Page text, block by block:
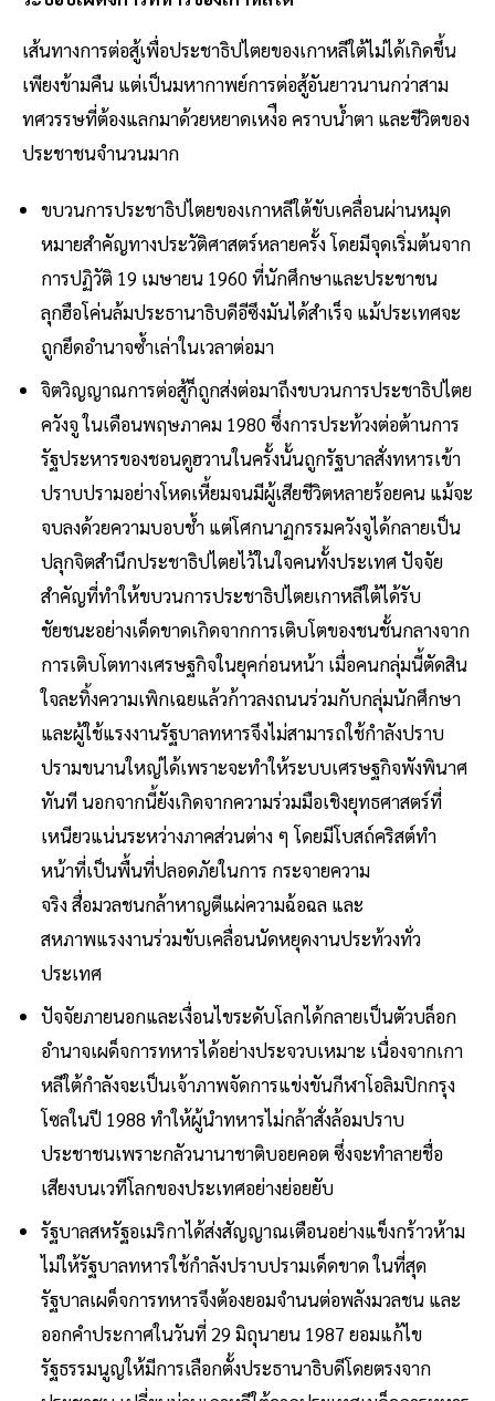
เส้นทางการต่อสู้เพื่อประชาธิปไตยของเกาหลีใต้ไม่ได้เกิดขึ้น
เพียงข้ามคืน แต่เป็นมหากาพย์การต่อสู้อันยาวนานกว่าสาม
ทศวรรษที่ต้องแลกมาด้วยหยาดเหง่ือ คราบนํ้าตา และชีวิตของ
ประชาชนจํานวนมาก
ขบวนการประชาธิปไตยของเกาหลีใต้ขับเคลื่อนผ่านหมุด
หมายสําคัญทางประวัติศาสตร์หลายครั้ง โดยมีจุดเริ่มต้นจาก
การปฏิวัติ 19 เมษายน 1960 ที่นักศึกษาและประชาชน
ลุกฮือโค่นล้มประธานาธิบดีอีซึงมันได้สําเร็จ แม้ประเทศจะ
ถูกยึดอํานาจซํ้าเล่าในเวลาต่อมา
จิตวิญญาณการต่อสู้ก็ถูกส่งต่อมาถึงขบวนการประชาธิปไตย
ควังจู ในเดือนพฤษภาคม 1980 ซึ่งการประท้วงต่อต้านการ
รัฐประหารของชอนดูฮวานในครั้งนั้นถูกรัฐบาลสั่งทหารเข้า
ปราบปรามอย่างโหดเหี้ยมจนมีผู้เสียชีวิตหลายร้อยคน แม้จะ
จบลงด้วยความบอบชํ้า แต่โศกนาฏกรรมควังจูได้กลายเป็น
ปลุกจิตสํานึกประชาธิปไตยไว้ในใจคนทั้งประเทศ ปัจจัย
สําคัญที่ทําให้ขบวนการประชาธิปไตยเกาหลีใต้ได้รับ
ชัยชนะอย่างเด็ดขาดเกิดจากการเติบโตของชนชั้นกลางจาก
การเติบโตทางเศรษฐกิจในยุคก่อนหน้า เมื่อคนกลุ่มนี้ตัดสิน
ใจละทิ้งความเพิกเฉยแล้วก้าวลงถนนร่วมกับกลุ่มนักศึกษา
และผู้ใช้แรงงานรัฐบาลทหารจึงไม่สามารถใช้กําลังปราบ
ปรามขนานใหญ่ได้เพราะจะทําให้ระบบเศรษฐกิจพังพินาศ
ทันที นอกจากนี้ยังเกิดจากความร่วมมือเชิงยุทธศาสตร์ที่
เหนียวแน่นระหว่างภาคส่วนต่าง ๆ โดยมีโบสถ์คริสต์ทํา
หน้าที่เป็นพื้นที่ปลอดภัยในการ กระจายความ
จริง สื่อมวลชนกล้าหาญตีแผ่ความฉ้อฉล และ
สหภาพแรงงานร่วมขับเคลื่อนนัดหยุดงานประท้วงทั่ว
ประเทศ
ปัจจัยภายนอกและเงื่อนไขระดับโลกได้กลายเป็นตัวบล็อก
อํานาจเผด็จการทหารได้อย่างประจวบเหมาะ เนื่องจากเกา
หลีใต้กําลังจะเป็นเจ้าภาพจัดการแข่งขันกีฬาโอลิมปิกกรุง
โซลในปี 1988 ทําให้ผู้นําทหารไม่กล้าสั่งล้อมปราบ
ประชาชนเพราะกลัวนานาชาติบอยคอต ซึ่งจะทําลายชื่อ
เสียงบนเวทีโลกของประเทศอย่างย่อยยับ
รัฐบาลสหรัฐอเมริกาได้ส่งสัญญาณเตือนอย่างแข็งกร้าวห้าม
ไม่ให้รัฐบาลทหารใช้กําลังปราบปรามเด็ดขาด ในที่สุด
รัฐบาลเผด็จการทหารจึงต้องยอมจํานนต่อพลังมวลชน และ
ออกคําประกาศในวันที่ 29 มิถุนายน 1987 ยอมแก้ไข
รัฐธรรมนูญให้มีการเลือกตั้งประธานาธิบดีโดยตรงจาก